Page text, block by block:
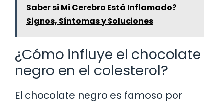
Saber si Mi Cerebro Está Inflamado?
Signos, Síntomas y Soluciones
¿Cómo influye el chocolate
negro en el colesterol?
El chocolate negro es famoso por